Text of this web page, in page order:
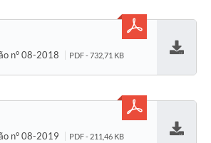
n° 08-2018 PDF - 732,71 KB
n° 08-2019 PDF - 211,46 KB